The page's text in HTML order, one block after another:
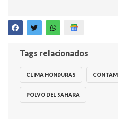
Tags relacionados
CLIMA HONDURAS
POLVO DEL SAHARA